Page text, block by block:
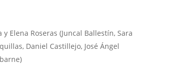
Elena Roseras (Juncal Ballestín, Sara
Daniel Castillejo, José Ángel